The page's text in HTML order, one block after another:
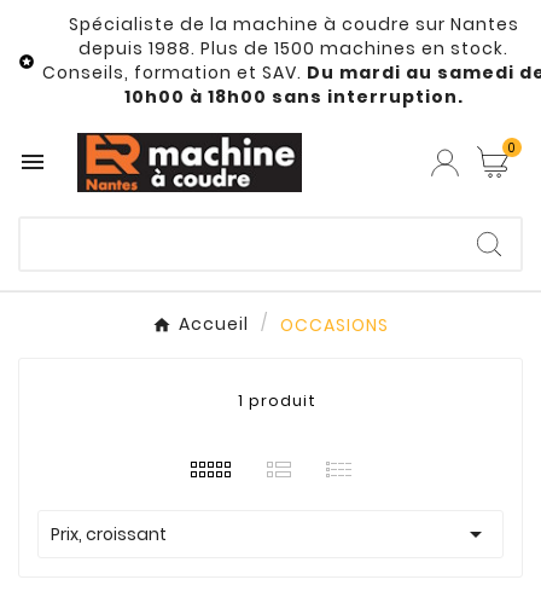

Spécialiste de la machine à coudre sur Nantes
depuis 1988. Plus de 1500 machines en stock.
Conseils, formation et SAV. Du mardi au samedi
10h00 à 18h00 sans interruption.
 0
Accueil OCCASIONS
1 produit
Prix, croissant 